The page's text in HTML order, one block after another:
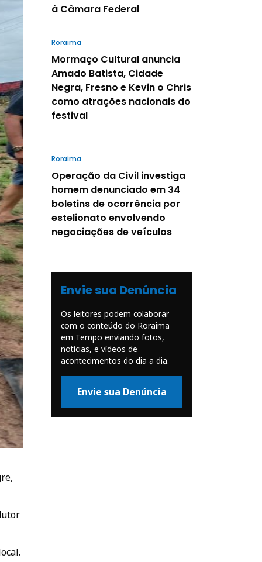
à Câmara Federal
Roraima
Mormaço Cultural anuncia
Amado Batista, Cidade
Negra, Fresno e Kevin o Chris
como atrações nacionais do
festival
Roraima
Operação da Civil investiga
homem denunciado em 34
boletins de ocorrência por
estelionato envolvendo
negociações de veículos
Envie sua Denúncia
Os leitores podem colaborar
com o conteúdo do Roraima
em Tempo enviando fotos,
notícias, e vídeos de
acontecimentos do dia a dia.
Envie sua Denúncia